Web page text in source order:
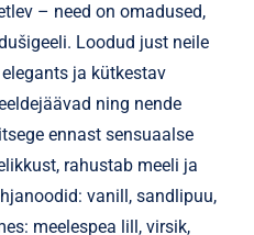
– need on omadused,
Loodud just neile
ja kütkestav
ning nende
ennast sensuaalse
rahustab meeli ja
vanill, sandlipuu,
meelespea lill, virsik,